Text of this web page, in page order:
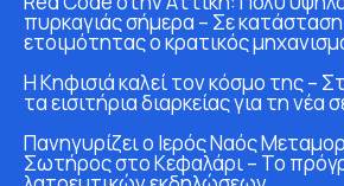
πυρκαγιάς σήμερα – Σε
ετοιμότητας ο κρατικός
Η Κηφισιά καλεί τον κόσμο της –
τα εισιτήρια διαρκείας για τη νέα
Πανηγυρίζει ο Ιερός Ναός
Σωτήρος στο Κεφαλάρι – Το